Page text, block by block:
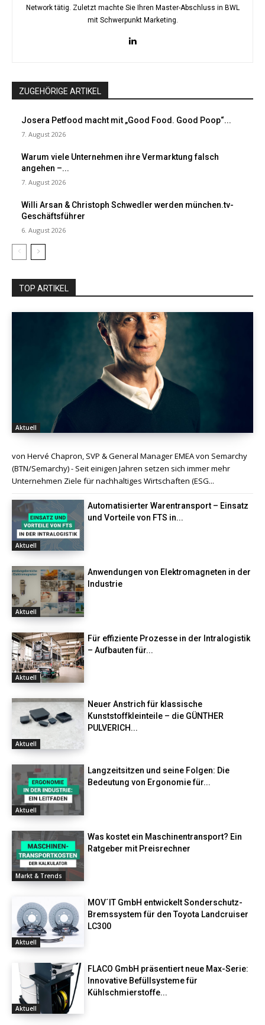
Network tätig. Zuletzt machte Sie Ihren Master-Abschluss in BWL
mit Schwerpunkt Marketing.
ZUGEHÖRIGE ARTIKEL
Josera Petfood macht mit „Good Food. Good Poop“...
7. August 2026
Warum viele Unternehmen ihre Vermarktung falsch
angehen –...
7. August 2026
Willi Arsan & Christoph Schwedler werden münchen.tv-
Geschäftsführer
6. August 2026
TOP ARTIKEL
Aktuell
von Hervé Chapron, SVP & General Manager EMEA von Semarchy
(BTN/Semarchy) - Seit einigen Jahren setzen sich immer mehr
Unternehmen Ziele für nachhaltiges Wirtschaften (ESG...
Aktuell
Automatisierter Warentransport – Einsatz
und Vorteile von FTS in...
Aktuell
Anwendungen von Elektromagneten in der
Industrie
Aktuell
Für effiziente Prozesse in der Intralogistik
– Aufbauten für...
Aktuell
Neuer Anstrich für klassische
Kunststoffkleinteile – die GÜNTHER
PULVERICH...
Aktuell
Langzeitsitzen und seine Folgen: Die
Bedeutung von Ergonomie für...
Markt & Trends
Was kostet ein Maschinentransport? Ein
Ratgeber mit Preisrechner
Aktuell
MOV´IT GmbH entwickelt Sonderschutz-
Bremssystem für den Toyota Landcruiser
LC300
Aktuell
FLACO GmbH präsentiert neue Max-Serie:
Innovative Befüllsysteme für
Kühlschmierstoffe...